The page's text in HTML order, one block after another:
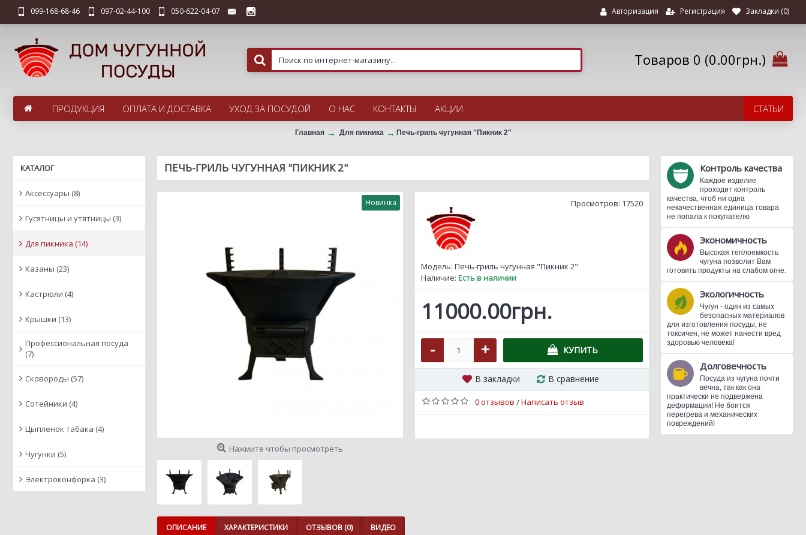
099-168-68-46 097-02-44-100 050-622-04-07 Авторизация Регистрация Закладки (0)
Товаров 0 (0.00грн.)
ПРОДУКЦИЯ ОПЛАТА И ДОСТАВКА УХОД ЗА ПОСУДОЙ О НАС КОНТАКТЫ АКЦИИ СТАТЬИ
Главная Для пикника Печь-гриль чугунная "Пикник 2"
КАТАЛОГ
Аксессуары (8)
Гусятницы и утятницы (3)
Для пикника (14)
Казаны (23)
Кастрюли (4)
Крышки (13)
Профессиональная посуда
(7)
Сковороды (57)
Сотейники (4)
Цыпленок табака (4)
Чугунки (5)
Электроконфорка (3)
Контроль качества
Каждое изделие
проходит контроль
качества, чтоб ни одна
некачественная единица товара
не попала к покупателю
Экономичность
Высокая теплоемкость
чугуна позволит Вам
готовить продукты на слабом огне.
Экологичность
Чугун - один из самых
безопасных материалов
для изготовления посуды, не
токсичен, не может нанести вред
здоровью человека!
Долговечность
Посуда из чугуна почти
вечна, так как она
практически не подвержена
деформации! Не боится
перегрева и механических
повреждений!
ПЕЧЬ-ГРИЛЬ ЧУГУННАЯ "ПИКНИК 2"
Новинка
Нажмите чтобы просмотреть
Просмотров: 17520
Модель: Печь-гриль чугунная "Пикник 2"
Наличие: Есть в наличии
11000.00грн.
- + КУПИТЬ
В закладки В сравнение
0 отзывов /Написать отзыв
ОПИСАНИЕ ХАРАКТЕРИСТИКИ ОТЗЫВОВ (0) ВИДЕО